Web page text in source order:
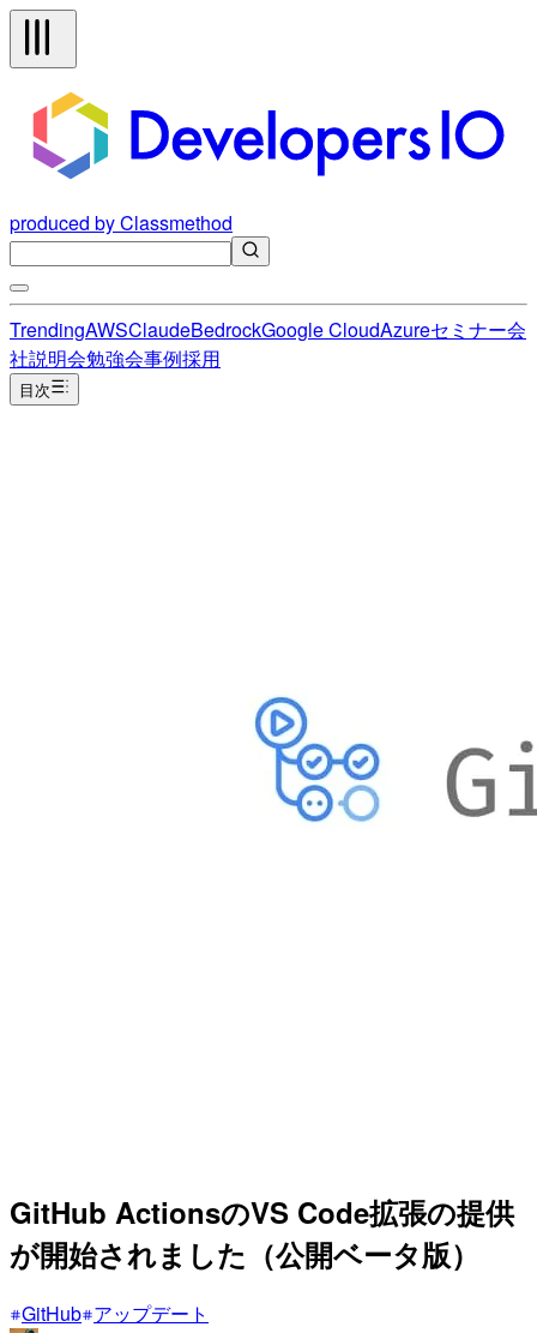
produced by Classmethod
TrendingAWSClaudeBedrockGoogle CloudAzureセミナー会
社説明会勉強会事例採用
目次
GitHub ActionsのVS Code拡張の提供
が開始されました（公開ベータ版）
GitHub アップデート